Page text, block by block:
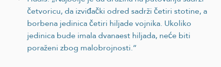
četvoricu, da izviđački odred sadrži četiri stotine, a
borbena jedinica četiri hiljade vojnika. Ukoliko
jedinica bude imala dvanaest hiljada, neće biti
poraženi zbog malobrojnosti.“